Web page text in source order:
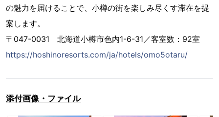
の魅力を届けることで、小樽の街を楽しみ尽くす滞在を提
案します。
〒047-0031 北海道小樽市色内1-6-31／客室数：92室
https://hoshinoresorts.com/ja/hotels/omo5otaru/
添付画像・ファイル